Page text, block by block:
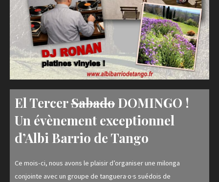
El TercerSabado DOMINGO !
Un évènement exceptionnel
d’Albi Barrio de Tango
Ce mois-ci, nous avons le plaisir d’organiser une milonga
conjointe avec un groupe de tanguera·o·s suédois de